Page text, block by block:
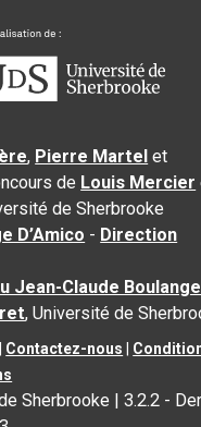
, Pierre Martel et
de Louis Mercier
de Sherbrooke
D’Amico - Direction
Jean-Claude
, Université de
Contactez-nous
Sherbrooke |3.2.2 -